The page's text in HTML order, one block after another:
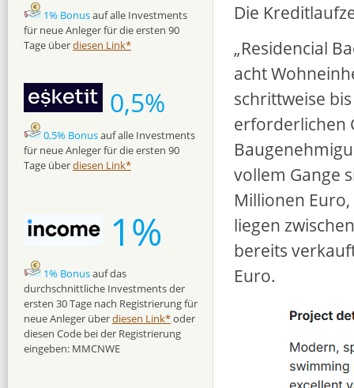
Die
„Residencial
acht
schrittweise
erforderlichen
vollem Gange
Millionen
liegen
bereits
Euro.
1% Bonusauf alle Investments
für neue Anleger für die ersten 90
Tage überdiesen Link*
0,5%
0,5% Bonusauf alle Investments
für neue Anleger für die ersten 90
Tage überdiesen Link*
1%
1% Bonusauf das
durchschnittliche Investments der
ersten 30 Tage nach Registrierung für
neue Anleger überdiesen Link*oder
diesen Code bei der Registrierung
eingeben: MMCNWE